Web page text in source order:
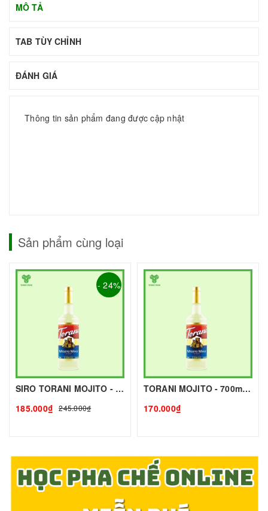
MÔ TẢ
TAB TÙY CHỈNH
ĐÁNH GIÁ
Thông tin sản phẩm đang được cập nhật
Sản phẩm cùng loại
- 24%
SIRO TORANI MOJITO - 700g - TORANI | Nguyên liệu pha chế - TOBEE FOOD
185.000₫
245.000₫
TORANI MOJITO - 700mlg - TORANI | Nguyên liệu pha chế - TOBEE FOOD
170.000₫